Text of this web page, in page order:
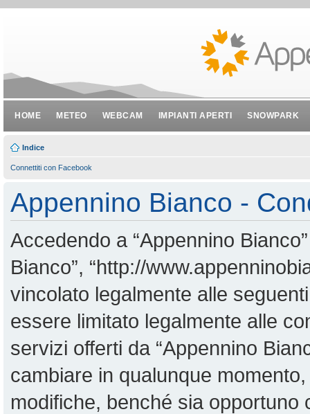
HOME METEO WEBCAM IMPIANTI APERTI SNOWPARK
Indice
Connettiti con Facebook
Appennino Bianco -
Accedendo a “Appennino
Bianco”, “http://
vincolato legalmente alle
essere limitato legalmente alle
servizi offerti da “Appennino
cambiare in qualunque
modifiche, benché sia